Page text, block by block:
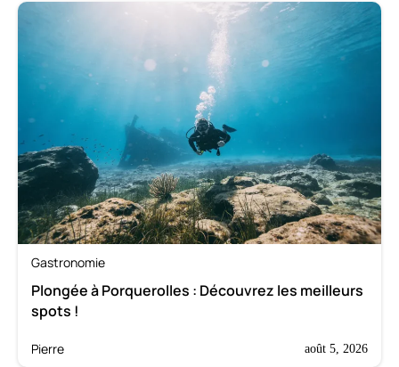
Gastronomie
Plongée à Porquerolles : Découvrez les meilleurs
spots !
Pierre août 5, 2026